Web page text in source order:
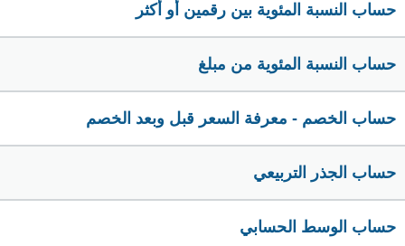
حساب النسبة المئوية بين رقمين أو أكثر
حساب النسبة المئوية من مبلغ
حساب الخصم - معرفة السعر قبل وبعد الخصم
حساب الجذر التربيعي
حساب الوسط الحسابي